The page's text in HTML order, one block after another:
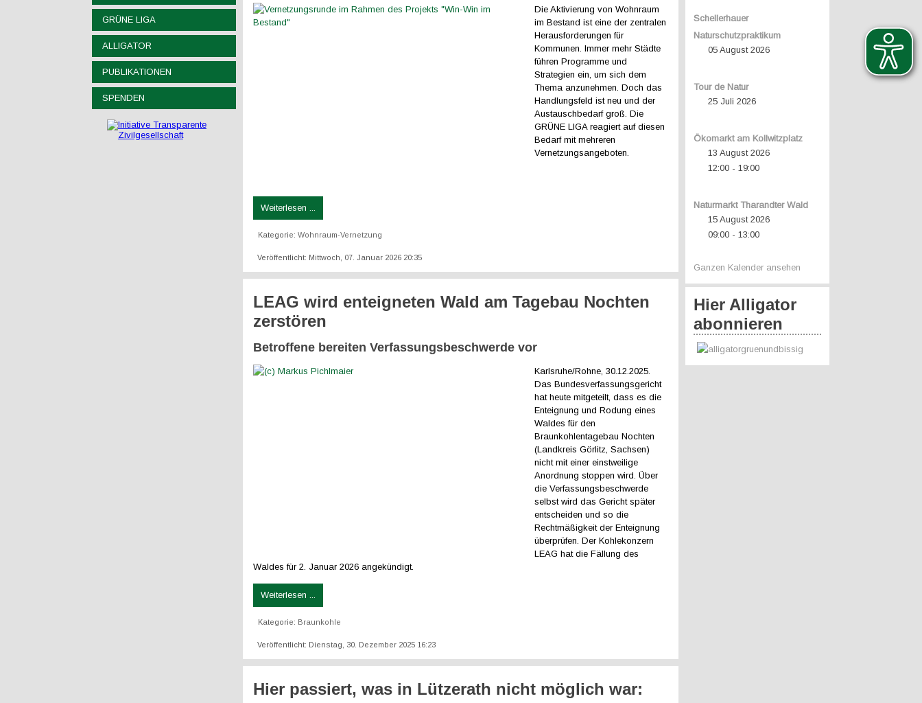
GRÜNE LIGA
ALLIGATOR
PUBLIKATIONEN
SPENDEN
Die Aktivierung von Wohnraum
im Bestand ist eine der zentralen
Herausforderungen für
Kommunen. Immer mehr Städte
führen Programme und
Strategien ein, um sich dem
Thema anzunehmen. Doch das
Handlungsfeld ist neu und der
Austauschbedarf groß. Die
GRÜNE LIGA reagiert auf diesen
Bedarf mit mehreren
Vernetzungsangeboten.
Weiterlesen ...
Kategorie:Wohnraum-Vernetzung
Veröffentlicht: Mittwoch, 07. Januar 2026 20:35
LEAG wird enteigneten Wald am Tagebau Nochten
zerstören
Betroffene bereiten Verfassungsbeschwerde vor
Karlsruhe/Rohne, 30.12.2025.
Das Bundesverfassungsgericht
hat heute mitgeteilt, dass es die
Enteignung und Rodung eines
Waldes für den
Braunkohlentagebau Nochten
(Landkreis Görlitz, Sachsen)
nicht mit einer einstweilige
Anordnung stoppen wird. Über
die Verfassungsbeschwerde
selbst wird das Gericht später
entscheiden und so die
Rechtmäßigkeit der Enteignung
überprüfen. Der Kohlekonzern
LEAG hat die Fällung des
Waldes für 2. Januar 2026 angekündigt.
Weiterlesen ...
Kategorie: Braunkohle
Veröffentlicht: Dienstag, 30. Dezember 2025 16:23
Hier passiert, was in Lützerath nicht möglich war:
Schellerhauer
Naturschutzpraktikum
05 August 2026
Tour de Natur
25 Juli 2026
Ökomarkt am Kollwitzplatz
13 August 2026
12:00 -19:00
Naturmarkt Tharandter Wald
15 August 2026
09:00 -13:00
Ganzen Kalender ansehen
Hier Alligator
abonnieren